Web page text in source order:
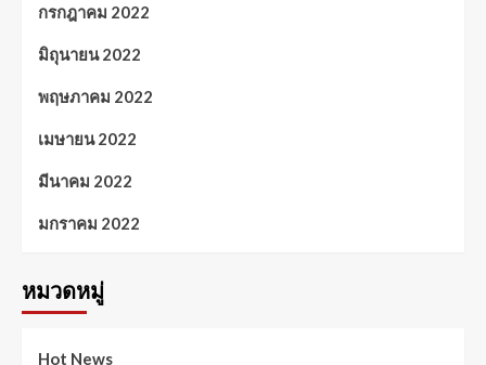
กรกฎาคม 2022
มิถุนายน 2022
พฤษภาคม 2022
เมษายน 2022
มีนาคม 2022
มกราคม 2022
หมวดหมู่
Hot News